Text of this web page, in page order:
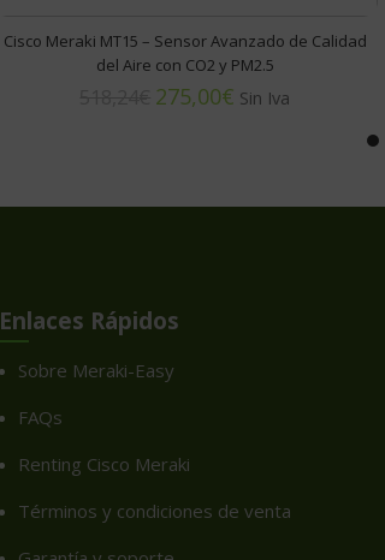
Cisco Meraki MT15 – Sensor Avanzado de Calidad
del Aire con CO2 y PM2.5
275,00€
Enlaces Rápidos
Sobre Meraki-Easy
FAQs
Renting Cisco Meraki
Términos y condiciones de venta